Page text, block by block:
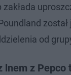
od
lnem z